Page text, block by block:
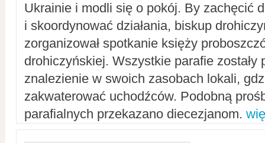
Ukrainie i modli się o pokój. By zachęcić
i skoordynować działania, biskup
zorganizował spotkanie księży
drohiczyńskiej. Wszystkie parafie zostały
znalezienie w swoich zasobach lokali,
zakwaterować uchodźców. Podobną
parafialnych przekazano diecezjanom.